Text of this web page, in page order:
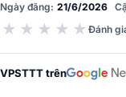
Ngày đăng: 21/6/2026
★ ★ ★ ★ ★ Đánh
VPSTTT trên